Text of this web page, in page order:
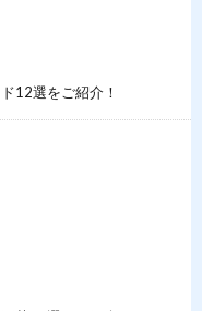
12選をご紹介！